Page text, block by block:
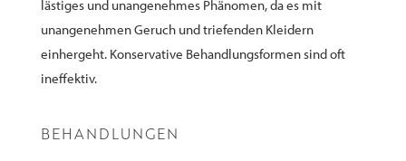
lästiges und unangenehmes Phänomen, da es mit
unangenehmen Geruch und triefenden Kleidern
einhergeht. Konservative Behandlungsformen sind oft
ineffektiv.
BEHANDLUNGEN